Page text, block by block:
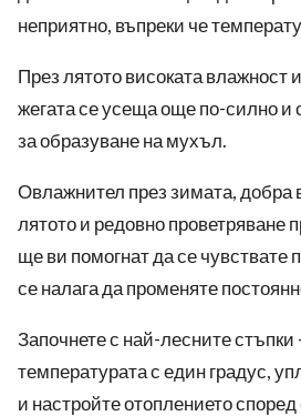
неприятно, въпреки че
През лятото високата влажност
жегата се усеща още по-силно и
за образуване на мухъл.
Овлажнител през зимата, добра
лятото и редовно проветряване
ще ви помогнат да се чувствате
се налага да променяте
Започнете с най-лесните стъпки
температурата с един градус,
и настройте отоплението